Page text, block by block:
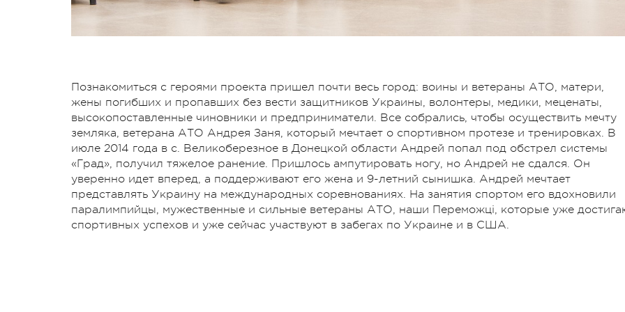
Познакомиться с героями проекта пришел почти весь город: воины и ветераны АТО, матери,
жены погибших и пропавших без вести защитников Украины, волонтеры, медики, меценаты,
высокопоставленные чиновники и предприниматели. Все собрались, чтобы осуществить мечту
земляка, ветерана АТО Андрея Заня, который мечтает о спортивном протезе и тренировках. В
июле 2014 года в с. Великоберезное в Донецкой области Андрей попал под обстрел системы
«Град», получил тяжелое ранение. Пришлось ампутировать ногу, но Андрей не сдался. Он
уверенно идет вперед, а поддерживают его жена и 9-летний сынишка. Андрей мечтает
представлять Украину на международных соревнованиях. На занятия спортом его вдохновили
паралимпийцы, мужественные и сильные ветераны АТО, наши Переможці, которые уже
спортивных успехов и уже сейчас участвуют в забегах по Украине и в США.